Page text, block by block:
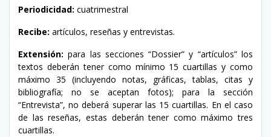
Periodicidad: cuatrimestral
Recibe: artículos, reseñas y entrevistas.
Extensión: para las secciones “Dossier” y “artículos” los
textos deberán tener como mínimo 15 cuartillas y como
máximo 35 (incluyendo notas, gráficas, tablas, citas y
bibliografía; no se aceptan fotos); para la sección
“Entrevista”, no deberá superar las 15 cuartillas. En el caso
de las reseñas, estas deberán tener como máximo tres
cuartillas.